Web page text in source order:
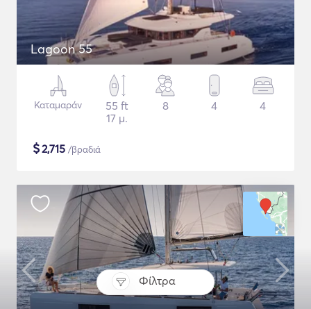
Φίλτρα
Lagoon 55
Καταμαράν
55 ft
17 μ.
8 4 4
$2,715 /βραδιά